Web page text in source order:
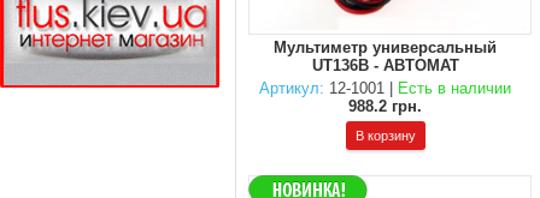
Мультиметр универсальный
UT136B - АВТОМАТ
Артикул: 12-1001 |
Есть в наличии
988.2 грн.